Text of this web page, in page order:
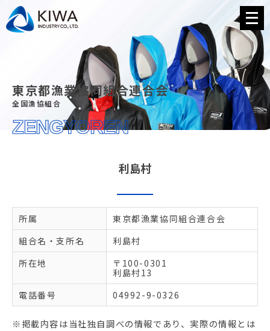
メ
ニ
ュ
ー
を
開
く
東京都漁業協同組合連合会
全国漁協組合
ZENGYOREN
利島村
所属
東京都漁業協同組合連合会
組合名・支所名
利島村
所在地
〒100-0301
利島村13
電話番号
04992-9-0326
※掲載内容は当社独自調べの情報であり、実際の情報とは